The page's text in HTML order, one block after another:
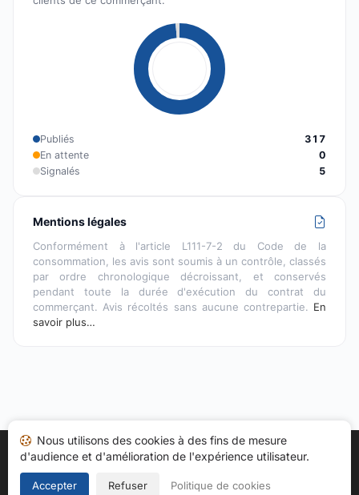
Publiés
317
En attente
0
Signalés
5
Mentions légales
Conformément à l'article L111-7-2 du Code de la
consommation, les avis sont soumis à un contrôle, classés
par ordre chronologique décroissant, et conservés
pendant toute la durée d'exécution du contrat du
commerçant. Avis récoltés sans aucune contrepartie. En
savoir plus…
Accueil Mes avis Catégories CGU
Cookies
Politique de confidentialité
Nous utilisons des cookies à des fins de mesure
d'audience et d'amélioration de l'expérience utilisateur.
Accepter Refuser Politique de cookies